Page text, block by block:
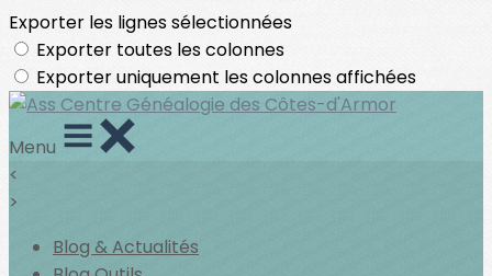
Exporter les lignes sélectionnées
Exporter toutes les colonnes
Exporter uniquement les colonnes affichées
Menu
<
>
Blog & Actualités